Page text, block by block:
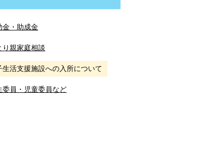
金・助成金
り親家庭相談
生活支援施設への入所について
委員・児童委員など